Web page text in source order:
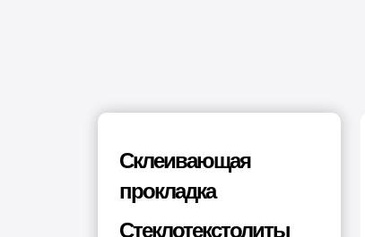
Склеивающая
прокладка
Стеклотекстолиты